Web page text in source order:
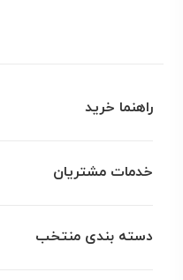
راهنما خرید
خدمات مشتریان
دسته بندی منتخب